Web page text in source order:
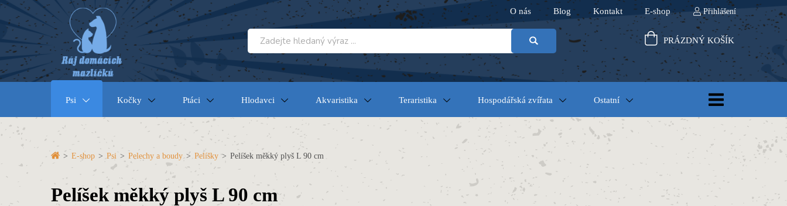
O nás Blog Kontakt E-shop Přihlášení
PRÁZDNÝ KOŠÍK
Psi Kočky Ptáci Hlodavci Akvaristika Teraristika Hospodářská zvířata Ostatní
> E-shop > Psi > Pelechy a boudy > Pelíšky > Pelíšek měkký plyš L 90 cm
Pelíšek měkký plyš L 90 cm